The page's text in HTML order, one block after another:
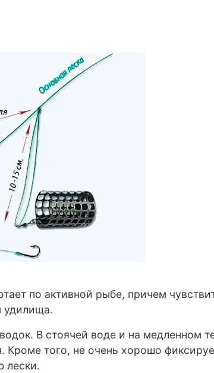
по активной рыбе, причем
удилища.
В стоячей воде и на медленном
Кроме того, не очень хорошо
лески.